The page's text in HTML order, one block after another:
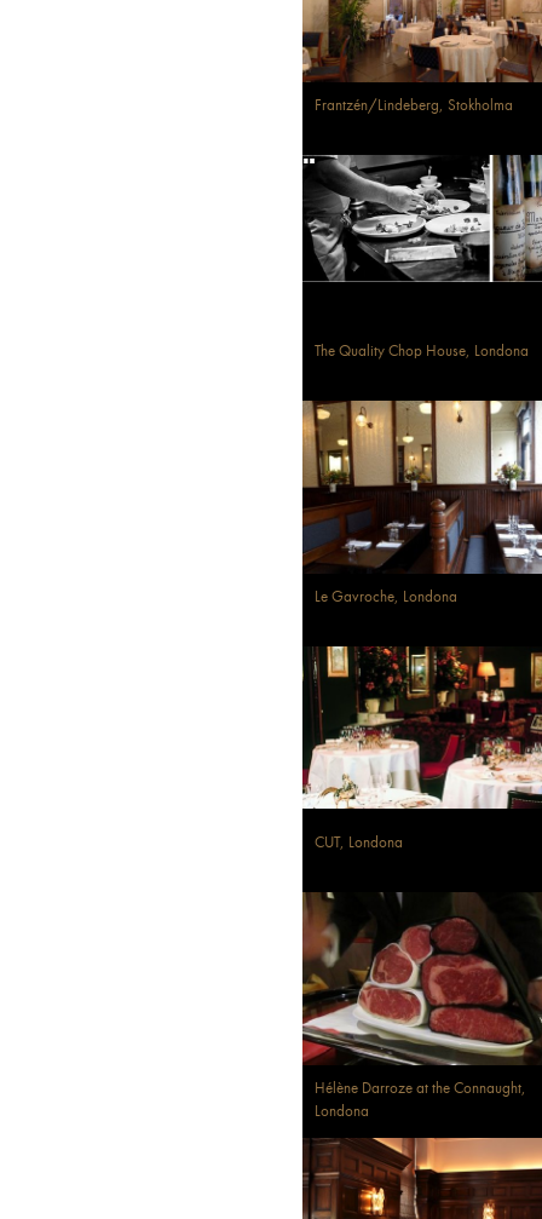
Frantzén/Lindeberg, Stokholma
The Quality Chop House, Londona
Le Gavroche, Londona
CUT, Londona
Hélène Darroze at the Connaught,
Londona